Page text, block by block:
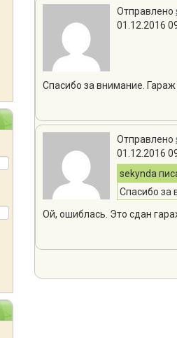
Отправлено
01.12.2016
Спасибо за внимание.
Отправлено
01.12.2016
sekynda
Спасибо за
Ой, ошиблась. Это сдан